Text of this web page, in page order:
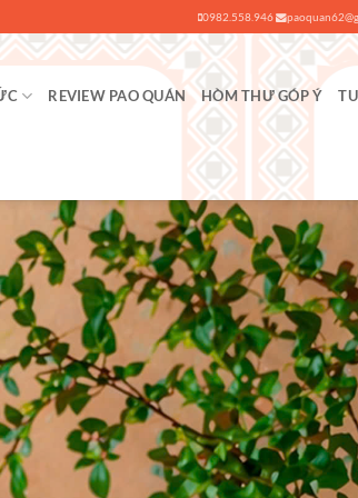
0982.558.946
REVIEW PAO QUÁN HÒM THƯ GÓP Ý